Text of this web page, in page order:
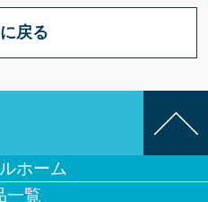
戻る
ホーム
一覧